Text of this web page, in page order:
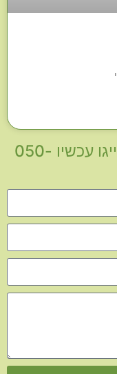
מוזמנים לפנות בכל שאלה חייגו עכשיו 050-